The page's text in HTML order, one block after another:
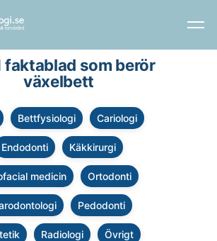
faktablad som berör
växelbett
Bettfysiologi Cariologi
Endodonti Käkkirurgi
medicin Ortodonti
Pedodonti
Radiologi Övrigt